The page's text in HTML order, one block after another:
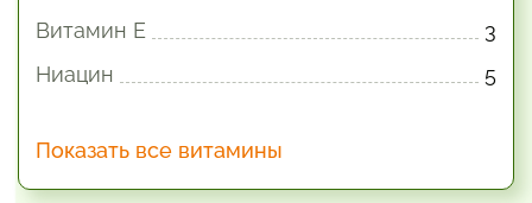
Витамин E
3
Ниацин
5
Показать все витамины